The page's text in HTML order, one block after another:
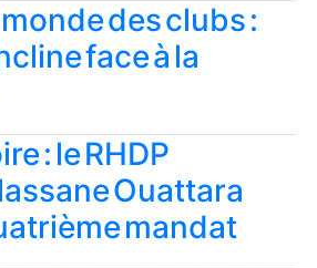
des clubs :
face à la
: le RHDP
Ouattara
mandat